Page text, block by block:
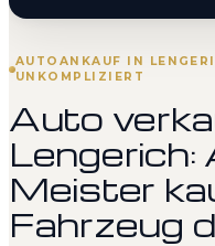
AUTOANKAUF IN
UNKOMPLIZIERT
Auto
Meister
Fahrzeug